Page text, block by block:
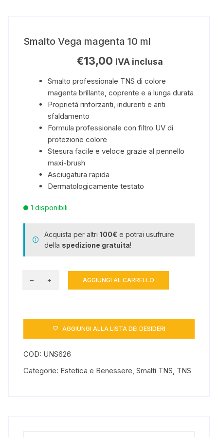
Smalto Vega magenta 10 ml
€13,00 IVA inclusa
Smalto professionale TNS di colore
magenta brillante, coprente e a lunga durata
Proprietà rinforzanti, indurenti e anti
sfaldamento
Formula professionale con filtro UV di
protezione colore
Stesura facile e veloce grazie al pennello
maxi-brush
Asciugatura rapida
Dermatologicamente testato
1 disponibili
Acquista per altri100€ e potrai usufruire
della spedizione gratuita!
Smalto
10
AGGIUNGI AL CARRELLO
AGGIUNGI ALLA LISTA DEI DESIDERI
COD: UNS626
Categorie: Estetica e Benessere,Smalti TNS, TNS